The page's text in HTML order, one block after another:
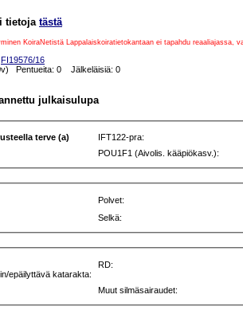
tietoja tästä
KoiraNetistä Lappalaiskoiratietokantaan ei tapahdu
FI19576/16
Pentueita: 0 Jälkeläisiä: 0
julkaisulupa
terve (a)
IFT122-pra:
POU1F1 (Aivolis. kääpiökasv.):
Polvet:
Selkä:
epäilyttävä katarakta:
RD:
Muut silmäsairaudet: